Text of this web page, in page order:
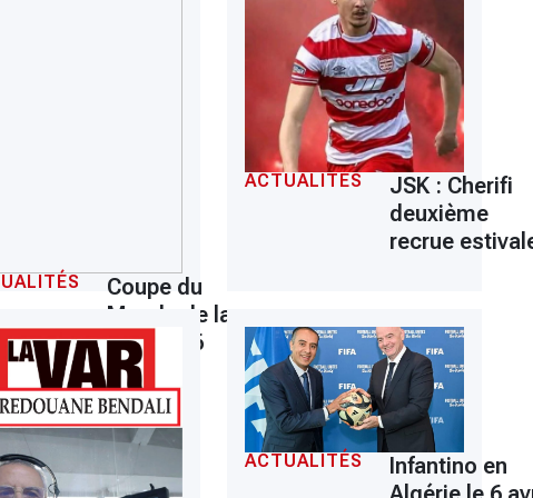
Coupe du
Monde de la
FIFA 2026
ACTUALITÉS
JSK : Cherifi
deuxième
recrue
ACTUALITÉS
Infantino en